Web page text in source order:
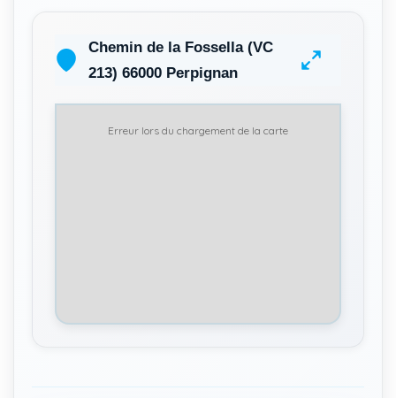
Chemin de la Fossella (VC
213) 66000 Perpignan
Erreur lors du chargement de la carte